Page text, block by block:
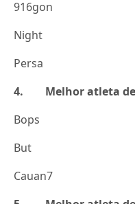
916gon
Night
Persa
4. Melhor atleta de
Bops
But
Cauan7